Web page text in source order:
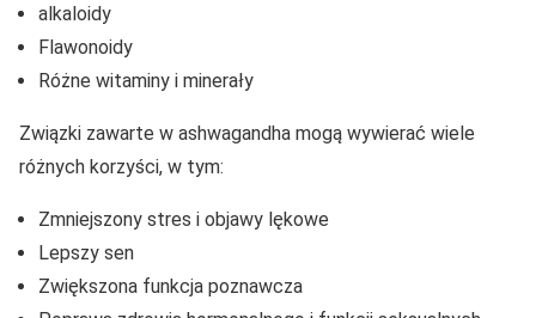
alkaloidy
Flawonoidy
Różne witaminy i minerały
Związki zawarte w ashwagandha mogą wywierać wiele
różnych korzyści, w tym:
Zmniejszony stres i objawy lękowe
Lepszy sen
Zwiększona funkcja poznawcza